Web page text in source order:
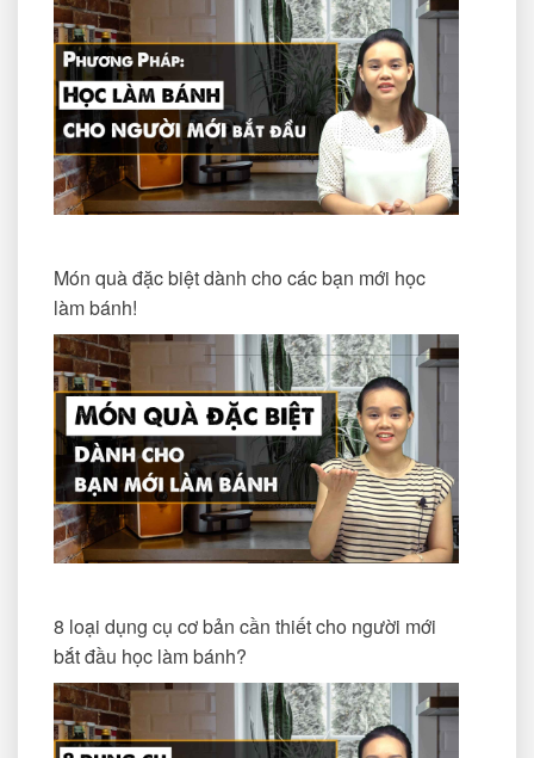
Món quà đặc biệt dành cho các bạn mới học
làm bánh!
8 loại dụng cụ cơ bản cần thiết cho người mới
bắt đầu học làm bánh?